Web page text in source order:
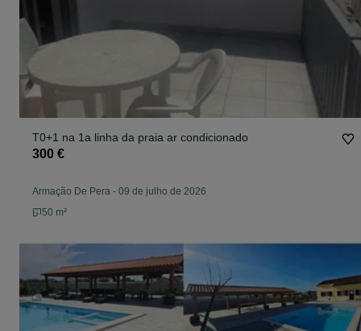
T0+1 na 1a linha da praia ar condicionado
300 €
Armação De Pera - 09 de julho de 2026
50 m²